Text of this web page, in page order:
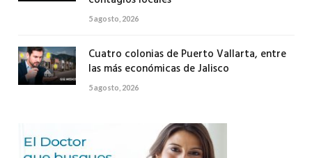
5 agosto, 2026
Cuatro colonias de Puerto Vallarta, entre
las más económicas de Jalisco
5 agosto, 2026